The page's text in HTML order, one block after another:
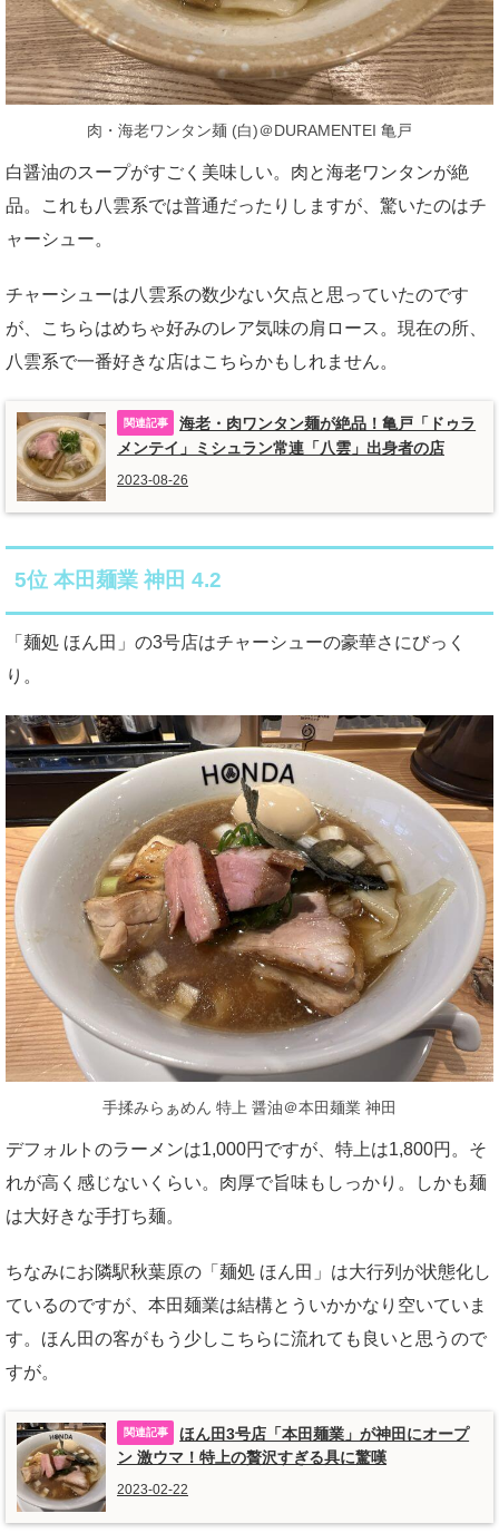
肉・海老ワンタン麺 (白)＠DURAMENTEI 亀戸
白醤油のスープがすごく美味しい。肉と海老ワンタンが絶
品。これも八雲系では普通だったりしますが、驚いたのはチ
ャーシュー。
チャーシューは八雲系の数少ない欠点と思っていたのです
が、こちらはめちゃ好みのレア気味の肩ロース。現在の所、
八雲系で一番好きな店はこちらかもしれません。
海老・肉ワンタン麺が絶品！亀戸「ドゥラ
メンテイ」ミシュラン常連「八雲」出身者の店
2023-08-26
5位 本田麺業 神田 4.2
「麺処 ほん田」の3号店はチャーシューの豪華さにびっく
り。
手揉みらぁめん 特上 醤油＠本田麺業 神田
デフォルトのラーメンは1,000円ですが、特上は1,800円。そ
れが高く感じないくらい。肉厚で旨味もしっかり。しかも麺
は大好きな手打ち麺。
ちなみにお隣駅秋葉原の「麺処 ほん田」は大行列が状態化し
ているのですが、本田麺業は結構とういかかなり空いていま
す。ほん田の客がもう少しこちらに流れても良いと思うので
すが。
ほん田3号店「本田麺業」が神田にオープ
ン 激ウマ！特上の贅沢すぎる具に驚嘆
2023-02-22